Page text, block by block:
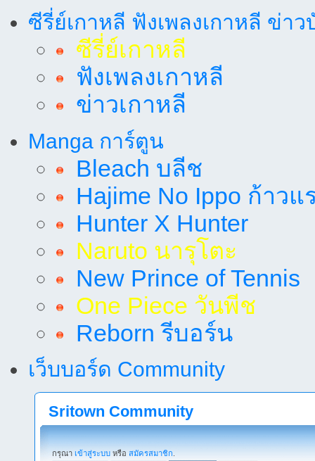
ซีรี่ย์เกาหลี ฟังเพลงเกาหลี ข่าว
ซีรี่ย์เกาหลี
ฟังเพลงเกาหลี
ข่าวเกาหลี
Manga การ์ตูน
Bleach บลีช
Hajime No Ippo ก้าวแ
Hunter X Hunter
Naruto นารุโตะ
New Prince of Tennis
One Piece วันพีช
Reborn รีบอร์น
เว็บบอร์ด Community
Sritown Community
กรุณา เข้าสู่ระบบ หรือ สมัครสมาชิก